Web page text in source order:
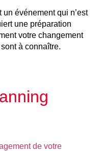
un événement qui n’est
une préparation
votre changement
à connaître.
de votre